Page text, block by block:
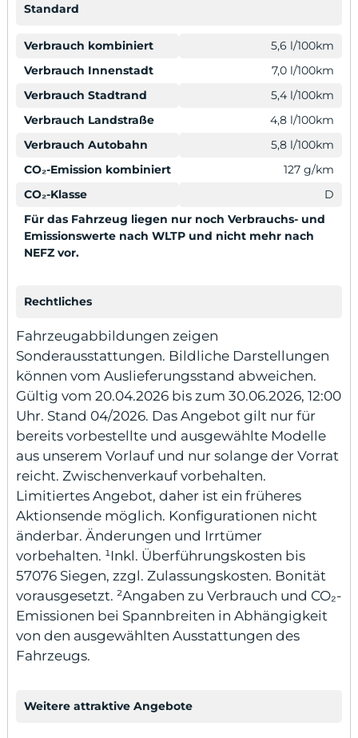
Standard
Verbrauch kombiniert
5,6 l/100km
Verbrauch Innenstadt
7,0 l/100km
Verbrauch Stadtrand
5,4 l/100km
Verbrauch Landstraße
4,8 l/100km
Verbrauch Autobahn
5,8 l/100km
CO₂-Emission kombiniert
127 g/km
CO₂-Klasse
D
Für das Fahrzeug liegen nur noch Verbrauchs- und
Emissionswerte nach WLTP und nicht mehr nach
NEFZ vor.
Rechtliches
Fahrzeugabbildungen zeigen
Sonderausstattungen. Bildliche Darstellungen
können vom Auslieferungsstand abweichen.
Gültig vom 20.04.2026 bis zum 30.06.2026, 12:00
Uhr. Stand 04/2026. Das Angebot gilt nur für
bereits vorbestellte und ausgewählte Modelle
aus unserem Vorlauf und nur solange der Vorrat
reicht. Zwischenverkauf vorbehalten.
Limitiertes Angebot, daher ist ein früheres
Aktionsende möglich. Konfigurationen nicht
änderbar. Änderungen und Irrtümer
vorbehalten. ¹Inkl. Überführungskosten bis
57076 Siegen, zzgl. Zulassungskosten. Bonität
vorausgesetzt. ²Angaben zu Verbrauch und CO₂-
Emissionen bei Spannbreiten in Abhängigkeit
von den ausgewählten Ausstattungen des
Fahrzeugs.
Weitere attraktive Angebote